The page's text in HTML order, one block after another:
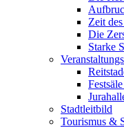
Zeit
Die
Starke
Stadtleitbild
Tourismus &